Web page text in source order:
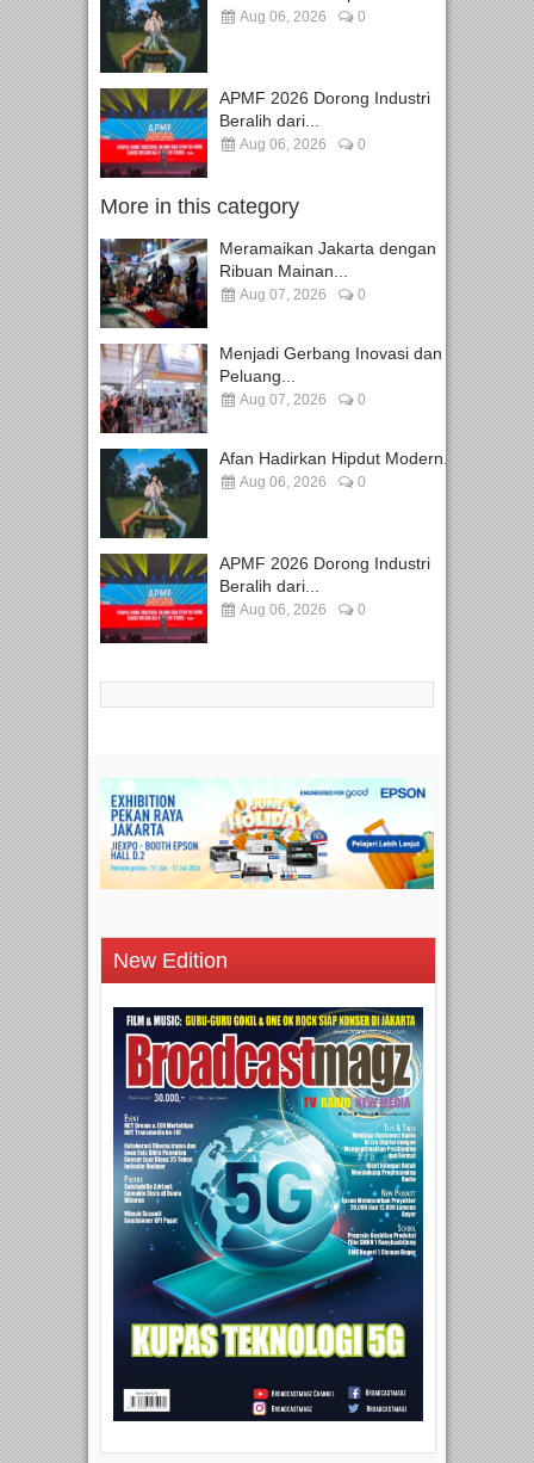
Aug 06, 2026 0
APMF 2026 Dorong Industri
Beralih dari...
Aug 06, 2026 0
More in this category
Meramaikan Jakarta dengan
Ribuan Mainan...
Aug 07, 2026 0
Menjadi Gerbang Inovasi dan
Peluang...
Aug 07, 2026 0
Afan Hadirkan Hipdut Modern...
Aug 06, 2026 0
APMF 2026 Dorong Industri
Beralih dari...
Aug 06, 2026 0
New Edition